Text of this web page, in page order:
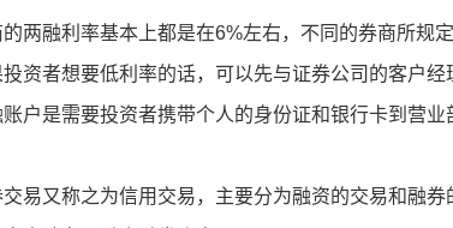
两融利率基本上都是在6%左右，不同的券商所规
资者想要低利率的话，可以先与证券公司的客户
户是需要投资者携带个人的身份证和银行卡到营业
易又称之为信用交易，主要分为融资的交易和融